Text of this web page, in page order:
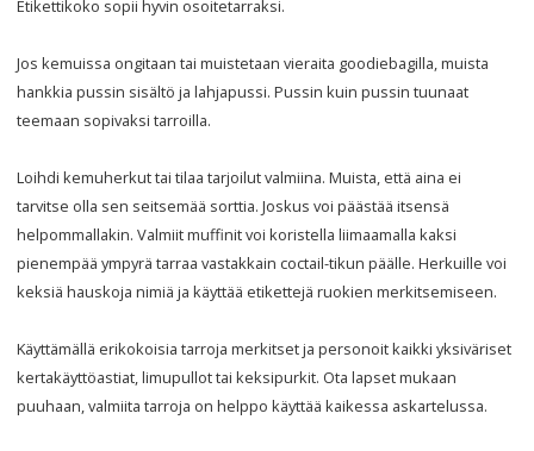
Etikettikoko sopii hyvin osoitetarraksi.
Jos kemuissa ongitaan tai muistetaan vieraita goodiebagilla, muista
hankkia pussin sisältö ja lahjapussi. Pussin kuin pussin tuunaat
teemaan sopivaksi tarroilla.
Loihdi kemuherkut tai tilaa tarjoilut valmiina. Muista, että aina ei
tarvitse olla sen seitsemää sorttia. Joskus voi päästää itsensä
helpommallakin. Valmiit muffinit voi koristella liimaamalla kaksi
pienempää ympyrä tarraa vastakkain coctail-tikun päälle. Herkuille voi
keksiä hauskoja nimiä ja käyttää etikettejä ruokien merkitsemiseen.
Käyttämällä erikokoisia tarroja merkitset ja personoit kaikki yksiväriset
kertakäyttöastiat, limupullot tai keksipurkit. Ota lapset mukaan
puuhaan, valmiita tarroja on helppo käyttää kaikessa askartelussa.